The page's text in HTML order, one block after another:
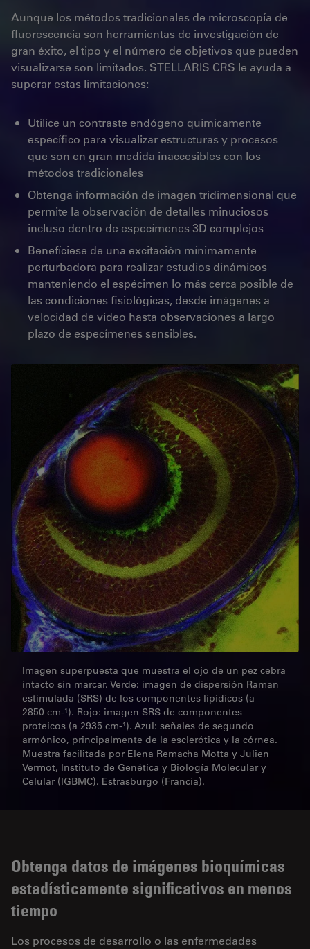
Aunque los métodos tradicionales de microscopía de
fluorescencia son herramientas de investigación de
gran éxito, el tipo y el número de objetivos que pueden
visualizarse son limitados. STELLARIS CRS le ayuda a
superar estas limitaciones:
Utilice un contraste endógeno químicamente
específico para visualizar estructuras y procesos
que son en gran medida inaccesibles con los
métodos tradicionales
Obtenga información de imagen tridimensional que
permite la observación de detalles minuciosos
incluso dentro de especímenes 3D complejos
Benefíciese de una excitación mínimamente
perturbadora para realizar estudios dinámicos
manteniendo el espécimen lo más cerca posible de
las condiciones fisiológicas, desde imágenes a
velocidad de vídeo hasta observaciones a largo
plazo de especímenes sensibles.
Imagen superpuesta que muestra el ojo de un pez cebra
intacto sin marcar. Verde: imagen de dispersión Raman
estimulada (SRS) de los componentes lipídicos (a
2850 cm-¹). Rojo: imagen SRS de componentes
proteicos (a 2935 cm-¹). Azul: señales de segundo
armónico, principalmente de la esclerótica y la córnea.
Muestra facilitada por Elena Remacha Motta y Julien
Vermot, Instituto de Genética y Biología Molecular y
Celular (IGBMC), Estrasburgo (Francia).
Obtenga datos de imágenes bioquímicas
estadísticamente significativos en menos
tiempo
Los procesos de desarrollo o las enfermedades